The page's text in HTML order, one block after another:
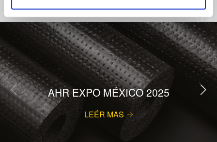
AHR EXPO MÉXICO 2025
LEÉR MAS
1/3